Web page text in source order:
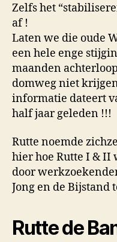
Zelfs het
af !
Laten we die oude
een hele enge
maanden
domweg niet
informatie dateert
half jaar geleden !!!
Rutte noemde
hier hoe Rutte I & II
door
Jong en de Bijstand
Rutte de